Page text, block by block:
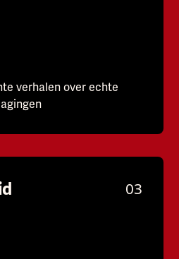
verhalen over echte
03